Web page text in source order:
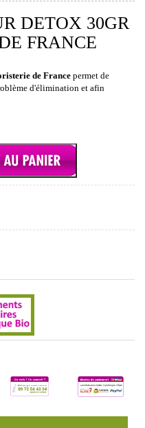
DETOX 30GR
FRANCE
de France permet de
d'élimination et afin